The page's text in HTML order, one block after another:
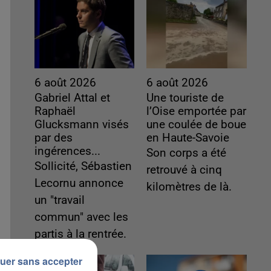
6 août 2026
Gabriel Attal et
Raphaël
Glucksmann visés
par des
ingérences...
Sollicité, Sébastien
Lecornu annonce
un "travail
commun" avec les
partis à la rentrée.
6 août 2026
Une touriste de
l’Oise emportée par
une coulée de boue
en Haute-Savoie
Son corps a été
retrouvé à cinq
kilomètres de là.
sans accepter